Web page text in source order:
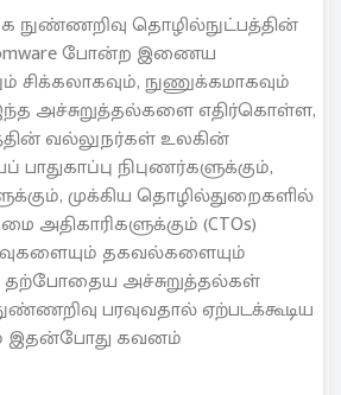
நுண்ணறிவு தொழில்நுட்பத்தின்
போன்ற இணைய
சிக்கலாகவும், நுணுக்கமாகவும்
அச்சுறுத்தல்களை எதிர்கொள்ள,
வல்லுநர்கள் உலகின்
நிபுணர்களுக்கும்,
முக்கிய தொழில்துறைகளில்
அதிகாரிகளுக்கும் (CTOs)
தகவல்களையும்
தற்போதைய அச்சுறுத்தல்கள்
பரவுவதால் ஏற்படக்கூடிய
இதன்போது கவனம்